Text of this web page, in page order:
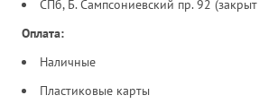
СПб, Б. Сампсониевский пр. 92
Оплата:
Наличные
Пластиковые карты